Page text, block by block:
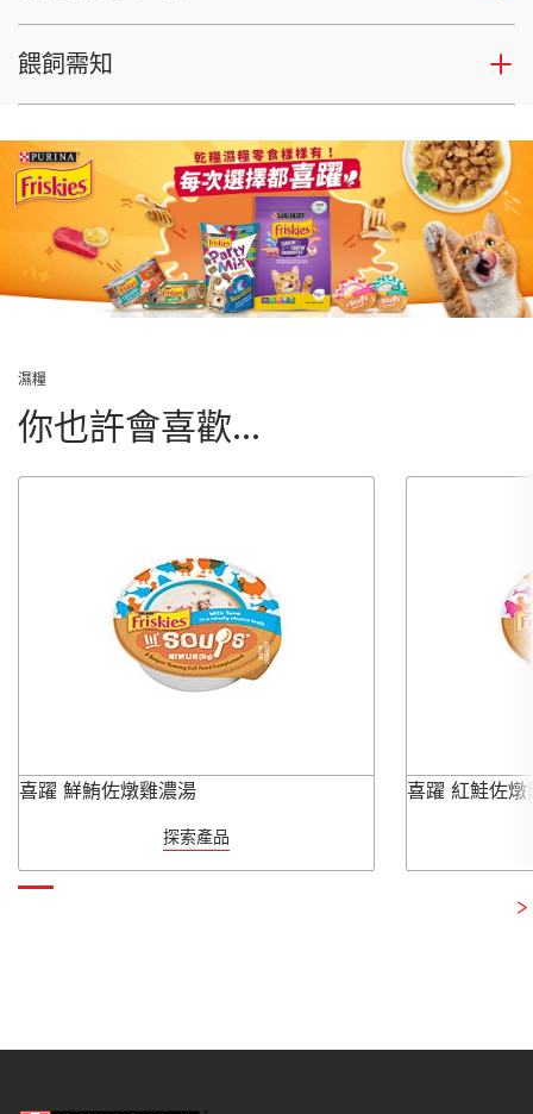
餵飼需知
濕糧
你也許會喜歡...
喜躍 鮮鮪佐燉雞濃湯
探索產品
喜躍 紅鮭佐燉